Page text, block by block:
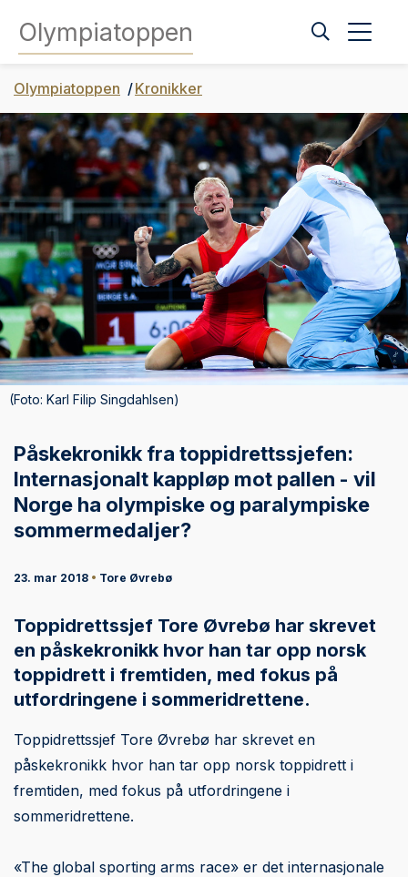
Olympiatoppen
(Foto: Karl Filip Singdahlsen)
Olympiatoppen Kronikker
Påskekronikk fra toppidrettssjefen:
Internasjonalt kappløp mot pallen - vil
Norge ha olympiske og paralympiske
sommermedaljer?
23. mar 2018 • Tore Øvrebø
Toppidrettssjef Tore Øvrebø har skrevet
en påskekronikk hvor han tar opp norsk
toppidrett i fremtiden, med fokus på
utfordringene i sommeridrettene.
Toppidrettssjef Tore Øvrebø har skrevet en
påskekronikk hvor han tar opp norsk toppidrett i
fremtiden, med fokus på utfordringene i
sommeridrettene.
«The global sporting arms race» er det internasjonale